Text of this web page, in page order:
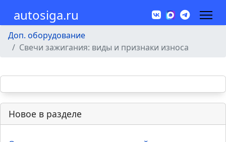
autosiga.ru
Доп. оборудование
Свечи зажигания: виды и признаки износа
Новое в разделе